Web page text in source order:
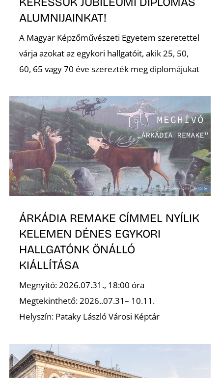
ALUMNIJAINKAT!
A Magyar Képzőművészeti Egyetem szeretettel
várja azokat az egykori hallgatóit, akik 25, 50,
60, 65 vagy 70 éve szerezték meg diplomájukat
ÁRKÁDIA REMAKE CÍMMEL NYÍLIK
KELEMEN DÉNES EGYKORI
HALLGATÓNK ÖNÁLLÓ
KIÁLLÍTÁSA
Megnyitó: 2026.07.31., 18:00 óra
Megtekinthető: 2026..07.31– 10.11.
Helyszín: Pataky László Városi Képtár